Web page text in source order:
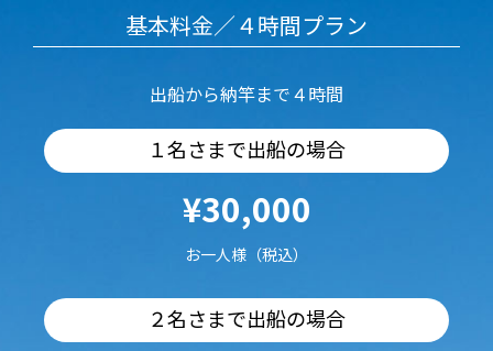
基本料金／４時間プラン
出船から納竿まで４時間
１名さまで出船の場合
¥30,000
お一人様（税込）
２名さまで出船の場合